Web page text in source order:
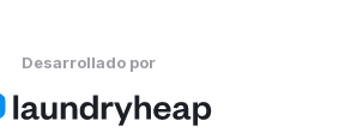
Desarrollado por